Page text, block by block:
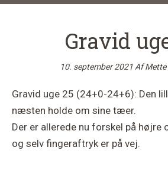
Gravid
10. september 2021AfMette
Gravid uge 25 (24+0-24+6): Den
næsten holde om sine tæer.
Der er allerede nu forskel på højre
og selv fingeraftryk er på vej.